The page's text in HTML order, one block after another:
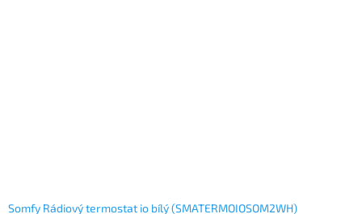
Somfy Rádiový termostat io bílý (SMATERMOIOSOM2WH)